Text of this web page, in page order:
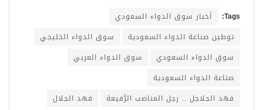
Tags:
أخبار سوق الدواء السعودي
توطين صناعة الدواء السعودية
سوق الدواء الخليجي
سوق الدواء السعودي
سوق الدواء العربي
صناعة الدواء السعودية
فهد الجلاجل .. رجل المناصب الرَّفيعة
فهد الجلال